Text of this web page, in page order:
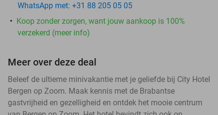
WhatsApp met: +31 88 205 05 05
Koop zonder zorgen, want jouw aankoop is 100%
verzekerd (meer info)
Meer over deze deal
Beleef de ultieme minivakantie met je geliefde bij City Hotel
Bergen op Zoom. Maak kennis met de Brabantse
gastvrijheid en gezelligheid en ontdek het mooie centrum